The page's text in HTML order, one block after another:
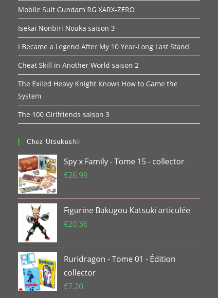
Mobile Suit Gundam RG XARX-ZERO
Isekai Nonbiri Nouka saison 3
I Became a Legend After My 10 Year-Long Last Stand
Cheat Skill in Another World saison 2
The Exiled Heavy Knight Knows How to Game the
System
The 100 Girlfriends saison 3
Chez Utsukushii
Spy x Family - Tome 15 - collector
€26.99
Figurine Bakugou Katsuki articulée
€20.36
Ruridragon - Tome 01 - Édition
collector
€7.20